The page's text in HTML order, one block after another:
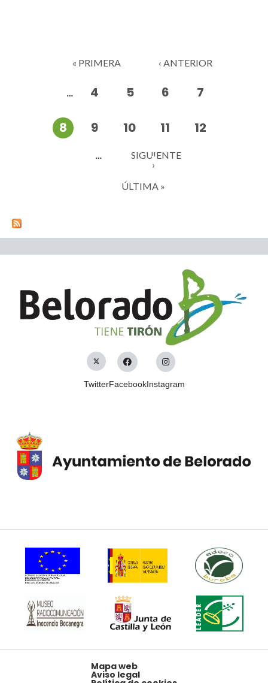
« PRIMERA ‹ ANTERIOR
… 4 5 6 7
8 9 10 11 12
…
SIGUIENTE
›
ÚLTIMA »
TwitterFacebookInstagram
Mapa web
Aviso legal